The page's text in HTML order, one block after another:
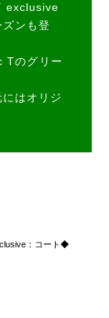
exclusive
ンも登
Tのグリー
はオリジ
：コート◆